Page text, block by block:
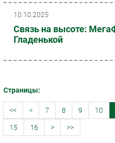
10.10.2025
Связь на высоте:
Гладенькой
Страницы:
<< < 7 8 9 10
15 16 > >>